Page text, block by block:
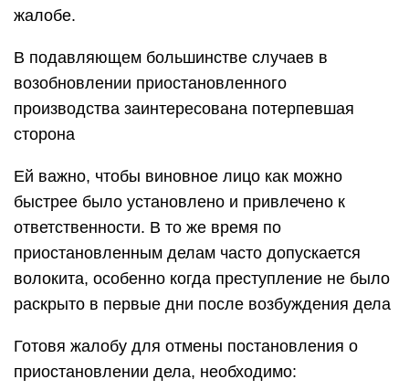
жалобе.
В подавляющем большинстве случаев в
возобновлении приостановленного
производства заинтересована потерпевшая
сторона
Ей важно, чтобы виновное лицо как можно
быстрее было установлено и привлечено к
ответственности. В то же время по
приостановленным делам часто допускается
волокита, особенно когда преступление не было
раскрыто в первые дни после возбуждения дела
Готовя жалобу для отмены постановления о
приостановлении дела, необходимо: